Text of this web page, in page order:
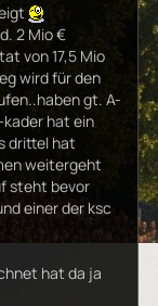
2 Mio €
von 17,5 Mio
wird für den
gt. A-
hat ein
drittel hat
weitergeht
steht bevor
einer der ksc
hat da ja